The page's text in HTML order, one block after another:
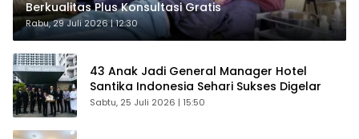
Berkualitas Plus Konsultasi Gratis
Rabu, 29 Juli 2026 | 12:30
43 Anak Jadi General Manager Hotel
Santika Indonesia Sehari Sukses Digelar
Sabtu, 25 Juli 2026 | 15:50